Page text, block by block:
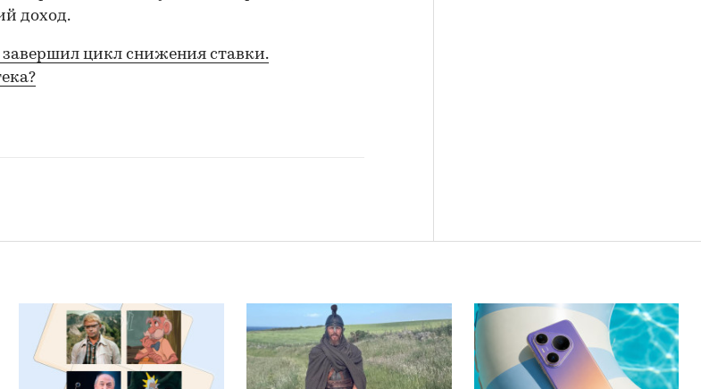
доход.
цикл снижения ставки.